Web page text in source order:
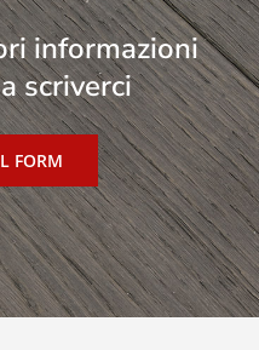
informazioni
scriverci
FORM